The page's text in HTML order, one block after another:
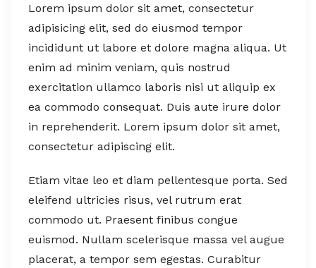
Lorem ipsum dolor sit amet, consectetur
adipisicing elit, sed do eiusmod tempor
incididunt ut labore et dolore magna aliqua. Ut
enim ad minim veniam, quis nostrud
exercitation ullamco laboris nisi ut aliquip ex
ea commodo consequat. Duis aute irure dolor
in reprehenderit. Lorem ipsum dolor sit amet,
consectetur adipiscing elit.
Etiam vitae leo et diam pellentesque porta. Sed
eleifend ultricies risus, vel rutrum erat
commodo ut. Praesent finibus congue
euismod. Nullam scelerisque massa vel augue
placerat, a tempor sem egestas. Curabitur